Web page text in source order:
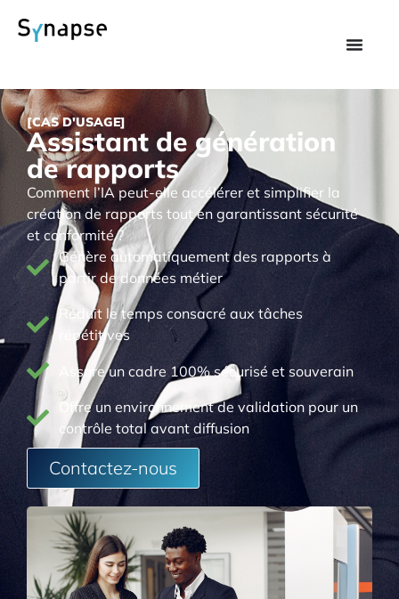
[CAS D'USAGE]
Assistant de génération
de rapports
Comment l’IA peut-elle accélérer et simplifier la
création de rapports tout en garantissant sécurité
et conformité ?
Génère automatiquement des rapports à
partir de données métier
Réduit le temps consacré aux tâches
répétitives
Assure un cadre 100% sécurisé et souverain
Offre un environnement de validation pour un
contrôle total avant diffusion
Contactez-nous